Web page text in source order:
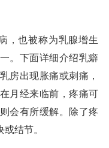
，也被称为乳腺增生
。下面详细介绍乳癖
房出现胀痛或刺痛，
月经来临前，疼痛可
会有所缓解。除了疼
结节。